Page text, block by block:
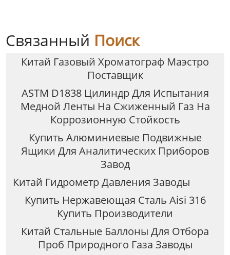
Связанный Поиск
Китай Газовый Хроматограф Маэстро
Поставщик
ASTM D1838 Цилиндр Для Испытания
Медной Ленты На Сжиженный Газ На
Коррозионную Стойкость
Купить Алюминиевые Подвижные
Ящики Для Аналитических Приборов
Завод
Китай Гидрометр Давления Заводы
Купить Нержавеющая Сталь Aisi 316
Купить Производители
Китай Стальные Баллоны Для Отбора
Проб Природного Газа Заводы